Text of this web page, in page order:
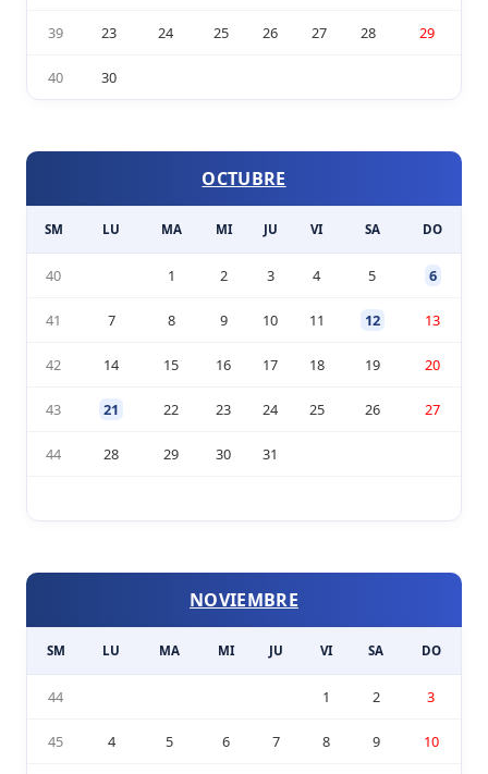
39 23 24 25 26 27 28 29
40 30
OCTUBRE
SM LU MA MI JU VI SA DO
40 1 2 3 4 5 6
41 7 8 9 10 11 12 13
42 14 15 16 17 18 19 20
43 21 22 23 24 25 26 27
44 28 29 30 31
NOVIEMBRE
SM LU MA MI JU VI SA DO
44 1 2 3
45 4 5 6 7 8 9 10